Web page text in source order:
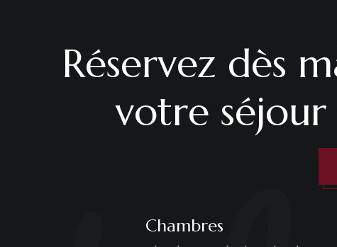
Réservez dès
votre séjour
Chambres